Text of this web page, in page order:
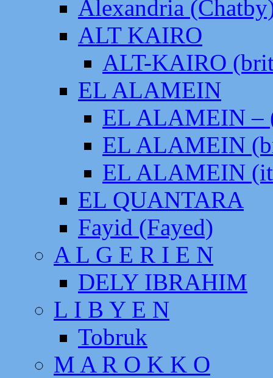
Alexandria
ALT KAIRO
ALT-KAIRO
EL ALAMEIN
EL ALAMEIN –
EL ALAMEIN
EL ALAMEIN
EL QUANTARA
Fayid (Fayed)
A L G E R I E N
DELY IBRAHIM
L I B Y E N
Tobruk
M A R O K K O